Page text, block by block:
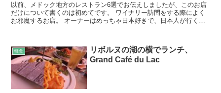
以前、メドック地方のレストラン6選でお伝えしましたが、このお店
だけについて書くのは初めてです。 ワイナリー訪問をする際によく
お邪魔するお店。 オーナーはめっちゃ日本好きで、日本人が行くと
軽食
リボルヌの湖の横でランチ、
Grand Café du Lac